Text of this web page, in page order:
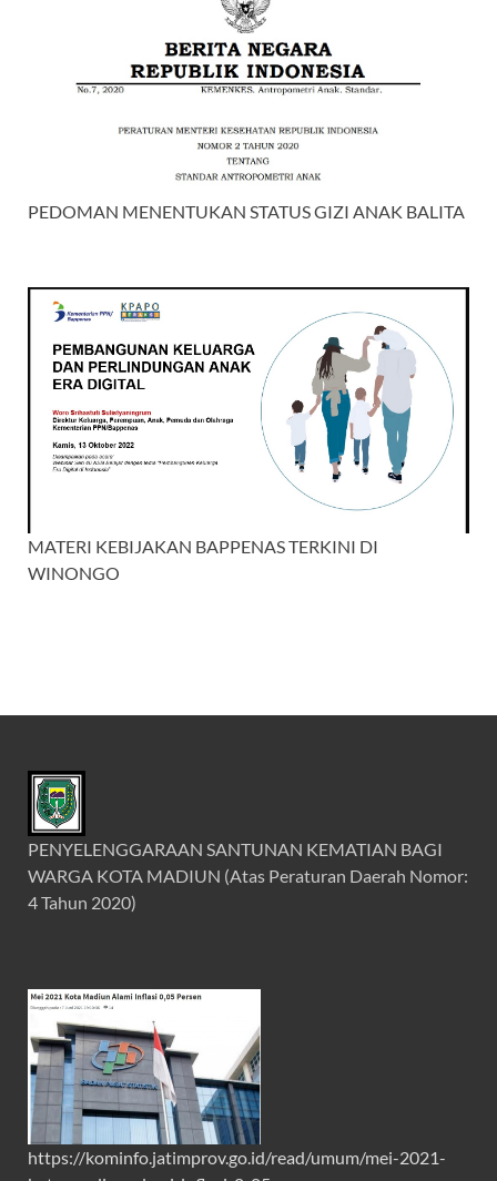
PEDOMAN MENENTUKAN STATUS GIZI ANAK BALITA
MATERI KEBIJAKAN BAPPENAS TERKINI DI
WINONGO
PENYELENGGARAAN SANTUNAN KEMATIAN BAGI
WARGA KOTA MADIUN (Atas Peraturan Daerah Nomor:
4 Tahun 2020)
https://kominfo.jatimprov.go.id/read/umum/mei-2021-